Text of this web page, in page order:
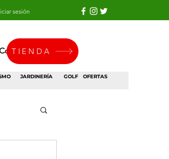
sesión
TIENDA
JARDINERÍA GOLF OFERTAS